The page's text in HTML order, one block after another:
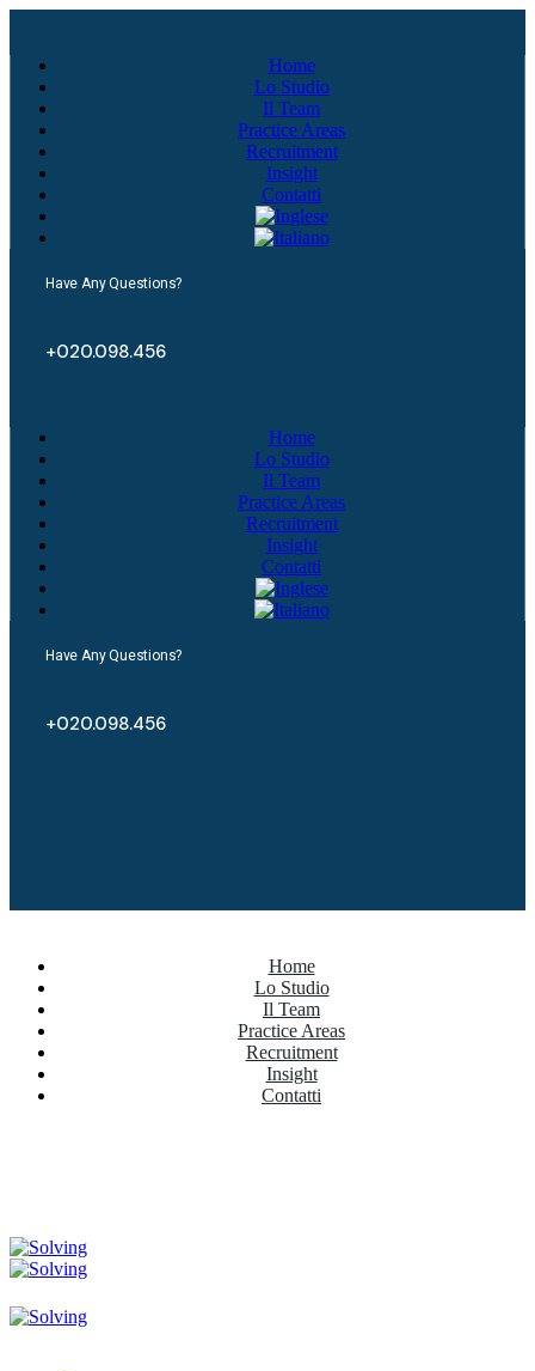
Home
Lo Studio
Il Team
Practice Areas
Recruitment
Insight
Contatti
+020.098.456
Have Any Questions?
Home
Lo Studio
Il Team
Practice Areas
Recruitment
Insight
Contatti
+020.098.456
Have Any Questions?
Home
Lo Studio
Il Team
Practice Areas
Recruitment
Insight
Contatti